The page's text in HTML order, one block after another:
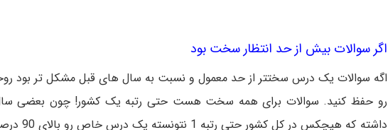
اگر سوالات بیش از حد انتظار سخت بود
اگه سوالات یک درس سختتر از حد معمول و نسبت به سال های قبل مشکل تر بود
رو حفظ کنید. سوالات برای همه سخت هست حتی رتبه یک کشور! چون بعضی
داشته که هیچکس